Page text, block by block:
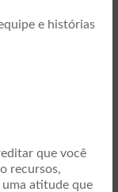
e histórias
que você
recursos,
atitude que